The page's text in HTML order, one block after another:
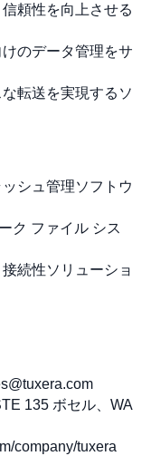
頼性を向上させる
のデータ管理をサ
転送を実現するソ
シュ管理ソフトウ
ク ファイル シス
続性ソリューショ
135 ボセル、WA
company/tuxera